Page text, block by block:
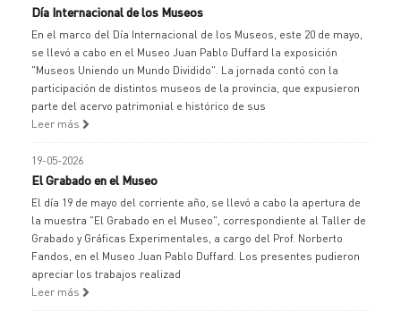
Día Internacional de los Museos
En el marco del Día Internacional de los Museos, este 20 de mayo,
se llevó a cabo en el Museo Juan Pablo Duffard la exposición
"Museos Uniendo un Mundo Dividido". La jornada contó con la
participación de distintos museos de la provincia, que expusieron
parte del acervo patrimonial e histórico de sus
Leer más
19-05-2026
El Grabado en el Museo
El día 19 de mayo del corriente año, se llevó a cabo la apertura de
la muestra "El Grabado en el Museo", correspondiente al Taller de
Grabado y Gráficas Experimentales, a cargo del Prof. Norberto
Fandos, en el Museo Juan Pablo Duffard. Los presentes pudieron
apreciar los trabajos realizad
Leer más